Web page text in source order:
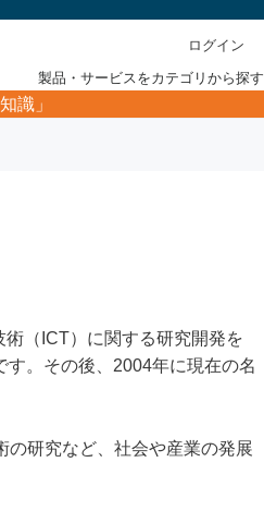
ログイン
製品・サービスをカテゴリから探す
識」
（ICT）に関する研究開発を
。その後、2004年に現在の名
の研究など、社会や産業の発展